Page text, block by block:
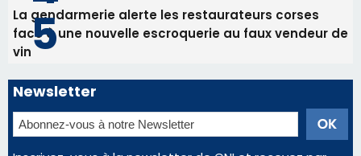
Les plus lus
Satine Nomary est la nouvelle Miss Corse 2026
Éclipse du 12 août : la Corse aux premières loges
d'un spectacle qui ne reviendra pas avant 2081
Éclipse du 12 août : Où s'installer en Corse pour
profiter pleinement du spectacle ?